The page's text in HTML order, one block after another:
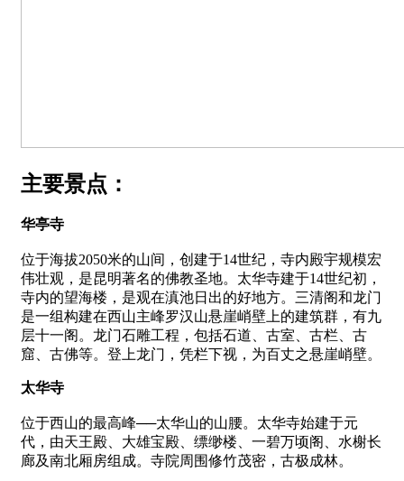
主要景点：
华亭寺
位于海拔2050米的山间，创建于14世纪，寺内殿宇规模宏
伟壮观，是昆明著名的佛教圣地。太华寺建于14世纪初，
寺内的望海楼，是观在滇池日出的好地方。三清阁和龙门
是一组构建在西山主峰罗汉山悬崖峭壁上的建筑群，有九
层十一阁。龙门石雕工程，包括石道、古室、古栏、古
窟、古佛等。登上龙门，凭栏下视，为百丈之悬崖峭壁。
太华寺
位于西山的最高峰──太华山的山腰。太华寺始建于元
代，由天王殿、大雄宝殿、缥缈楼、一碧万顷阁、水榭长
廊及南北厢房组成。寺院周围修竹茂密，古极成林。